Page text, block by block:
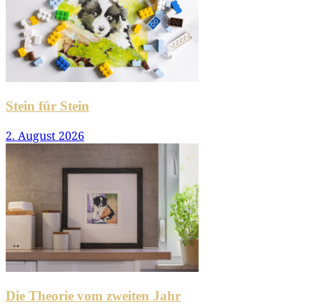
Stein für Stein
2. August 2026
Die Theorie vom zweiten Jahr